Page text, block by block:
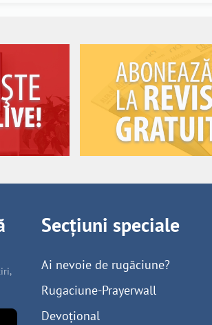
Secțiuni speciale
Ai nevoie de rugăciune?
Rugaciune-Prayerwall
Devoțional